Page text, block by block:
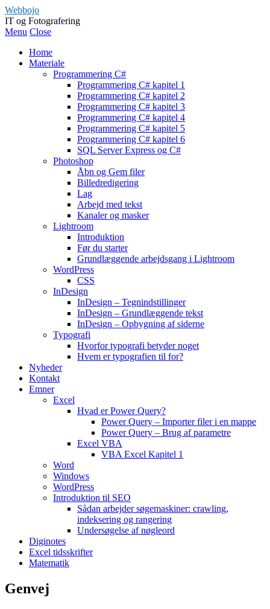
Webbojo
IT og Fotografering
Menu Close
Home
Materiale
Programmering C#
Programmering C# kapitel 1
Programmering C# kapitel 2
Programmering C# kapitel 3
Programmering C# kapitel 4
Programmering C# kapitel 5
Programmering C# kapitel 6
SQL Server Express og C#
Photoshop
Åbn og Gem filer
Billedredigering
Lag
Arbejd med tekst
Kanaler og masker
Lightroom
Introduktion
Før du starter
Grundlæggende arbejdsgang i Lightroom
WordPress
CSS
InDesign
InDesign – Tegnindstillinger
InDesign – Grundlæggende tekst
InDesign – Opbygning af siderne
Typografi
Hvorfor typografi betyder noget
Hvem er typografien til for?
Nyheder
Kontakt
Emner
Excel
Hvad er Power Query?
Power Query – Importer filer i en mappe
Power Query – Brug af parametre
Excel VBA
VBA Excel Kapitel 1
Word
Windows
WordPress
Introduktion til SEO
Sådan arbejder søgemaskiner: crawling,
indeksering og rangering
Undersøgelse af nøgleord
Diginotes
Excel tidsskrifter
Matematik
Genvej